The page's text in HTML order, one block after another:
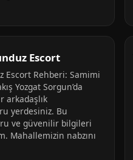
Escort
Escort Rehberi: Samimi
Yozgat Sorgun’da
arkadaşlık
yerdesiniz. Bu
ve güvenilir bilgileri
Mahallemizin nabzını